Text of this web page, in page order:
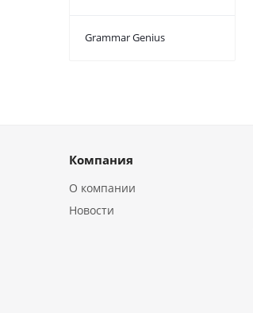
Grammar Genius
Компания
О компании
Новости